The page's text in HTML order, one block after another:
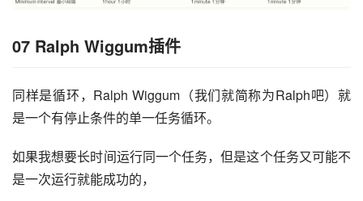
07 Ralph Wiggum插件
同样是循环，Ralph Wiggum（我们就简称为Ralph吧）就
是一个有停止条件的单一任务循环。
如果我想要长时间运行同一个任务，但是这个任务又可能不
是一次运行就能成功的，